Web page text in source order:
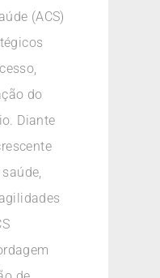
(ACS)
do
Diante